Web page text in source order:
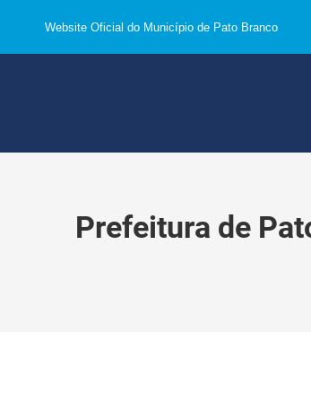
Website Oficial do Município de Pato Branco
Prefeitura de